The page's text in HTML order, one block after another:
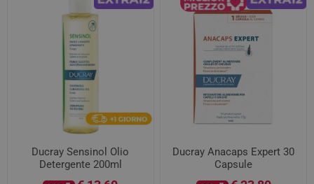
Ducray Sensinol Olio
Detergente 200ml
Ducray Anacaps Expert 30
Capsule